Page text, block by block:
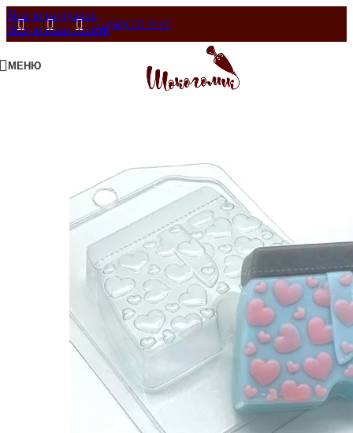
Skip to navigation
Skip to main content+7 (960) 757-70-07
МЕНЮ